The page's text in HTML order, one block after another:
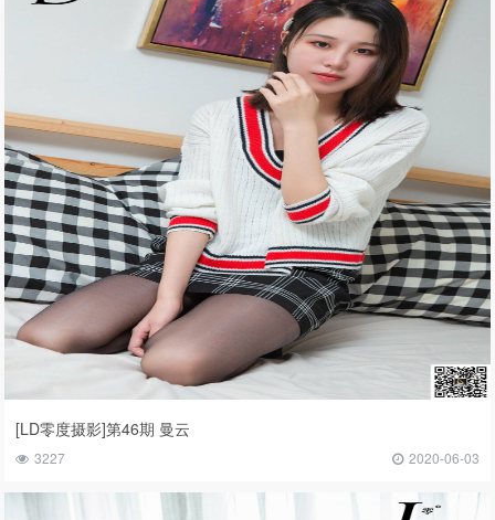
[LD零度摄影]第46期 曼云
3227 2020-06-03